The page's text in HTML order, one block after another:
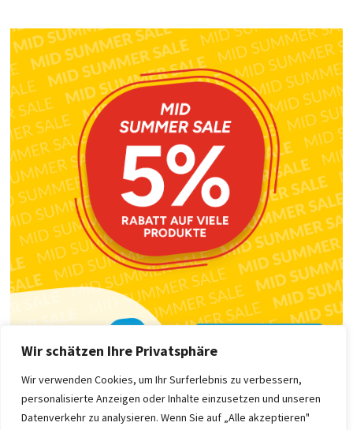
Wir schätzen Ihre Privatsphäre
Wir verwenden Cookies, um Ihr Surferlebnis zu verbessern,
personalisierte Anzeigen oder Inhalte einzusetzen und unseren
Datenverkehr zu analysieren. Wenn Sie auf „Alle akzeptieren"